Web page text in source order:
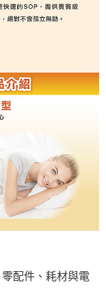
配件、耗材與電